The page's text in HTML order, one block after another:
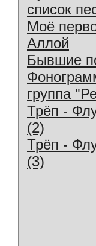
список
Моё
Аллой
Бывшие
группа
Трёп -
(2)
Трёп -
(3)